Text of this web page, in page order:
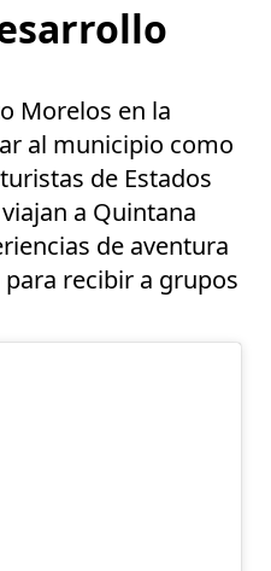
Morelos en la
al municipio como
de Estados
a Quintana
de aventura
recibir a grupos